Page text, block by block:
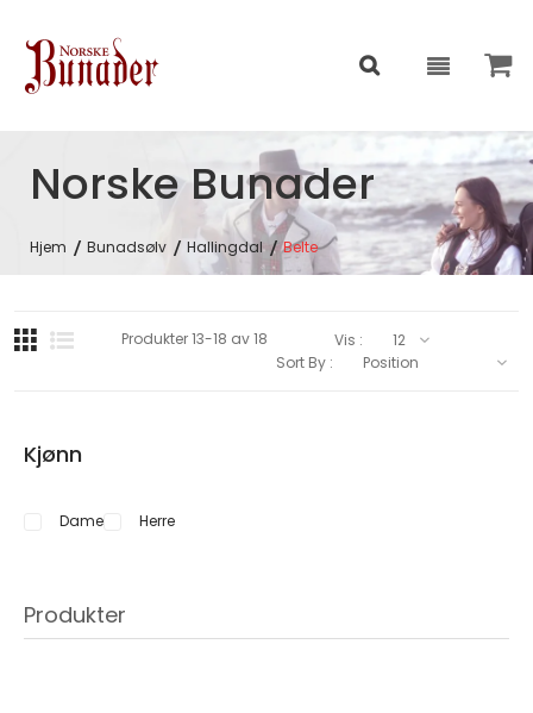
Norske Bunader
Hjem Bunadsølv Hallingdal Belte
Kjønn
Dame Herre
Produkter
Produkter13-18 av18
Vis :
Sort By :